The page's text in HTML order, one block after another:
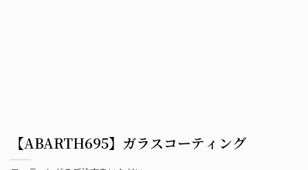
【ABARTH695】ガラスコーティング